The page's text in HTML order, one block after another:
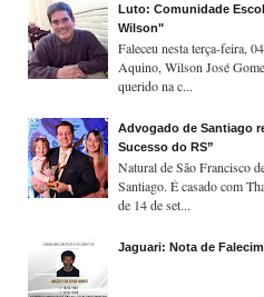
Luto: Comunidade
Wilson"
Faleceu nesta terça-feira,
Aquino, Wilson José
querido na c...
Advogado de Santiago
Sucesso do RS”
Natural de São Francisco
Santiago. É casado com
de 14 de set...
Jaguari: Nota de